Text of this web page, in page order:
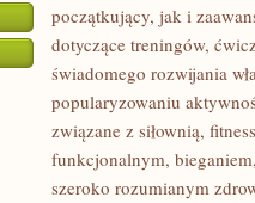
początkujący, jak i
dotyczące treningów,
świadomego rozwijania
popularyzowaniu
związane z siłownią,
funkcjonalnym,
szeroko rozumianym